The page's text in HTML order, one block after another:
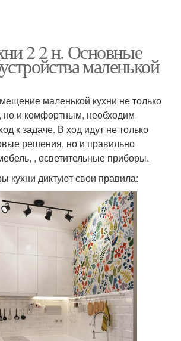
2 2 н. Основные
маленькой
маленькой кухни не только
и комфортным, необходим
к задаче. В ход идут не только
решения, но и правильно
, осветительные приборы.
кухни диктуют свои правила: